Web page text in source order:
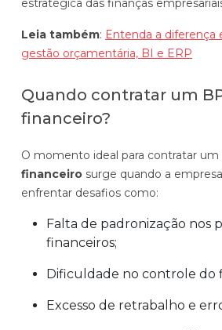
estratégica das finanças
Leia também: Entenda a diferença
gestão orçamentária, BI e ERP
Quando contratar um
financeiro?
O momento ideal para contratar um
financeiro surge quando a
enfrentar desafios como:
Falta de padronização nos
financeiros;
Dificuldade no controle do
Excesso de retrabalho e